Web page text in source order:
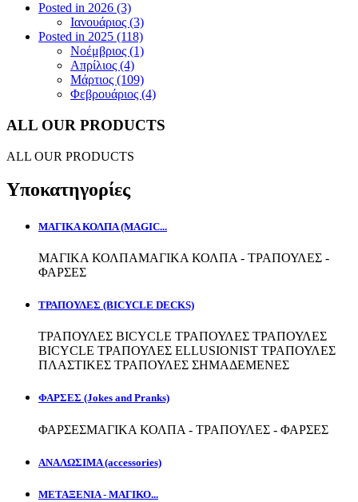
Posted in 2026 (3)
Ιανουάριος (3)
Posted in 2025 (118)
Νοέμβριος (1)
Απρίλιος (4)
Μάρτιος (109)
Φεβρουάριος (4)
ALL OUR PRODUCTS
ALL OUR PRODUCTS
Υποκατηγορίες
ΜΑΓΙΚΑ ΚΟΛΠΑ (MAGIC...
ΜΑΓΙΚΑ ΚΟΛΠΑΜΑΓΙΚΑ ΚΟΛΠΑ - ΤΡΑΠΟΥΛΕΣ -
ΦΑΡΣΕΣ
ΤΡΑΠΟΥΛΕΣ (BICYCLE DECKS)
ΤΡΑΠΟΥΛΕΣ BICYCLE ΤΡΑΠΟΥΛΕΣ ΤΡΑΠΟΥΛΕΣ
BICYCLE ΤΡΑΠΟΥΛΕΣ ELLUSIONIST ΤΡΑΠΟΥΛΕΣ
ΠΛΑΣΤΙΚΕΣ ΤΡΑΠΟΥΛΕΣ ΣΗΜΑΔΕΜΕΝΕΣ
ΦΑΡΣΕΣ (Jokes and Pranks)
ΦΑΡΣΕΣΜΑΓΙΚΑ ΚΟΛΠΑ - ΤΡΑΠΟΥΛΕΣ - ΦΑΡΣΕΣ
ΑΝΑΛΩΣΙΜΑ (accessories)
ΜΕΤΑΞΕΝΙΑ - ΜΑΓΙΚΟ...